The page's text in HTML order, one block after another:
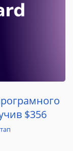
$356